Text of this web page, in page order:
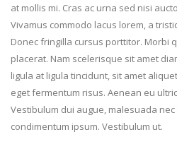
at mollis mi. Cras ac urna sed nisi
Vivamus commodo lacus lorem, a
Donec fringilla cursus porttitor. Morbi
placerat. Nam scelerisque sit amet
ligula at ligula tincidunt, sit amet
eget fermentum risus. Aenean eu
Vestibulum dui augue, malesuada
condimentum ipsum. Vestibulum ut.